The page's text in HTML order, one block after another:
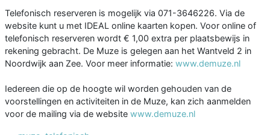
Telefonisch reserveren is mogelijk via 071-3646226. Via de
website kunt u met IDEAL online kaarten kopen. Voor online of
telefonisch reserveren wordt € 1,00 extra per plaatsbewijs in
rekening gebracht. De Muze is gelegen aan het Wantveld 2 in
Noordwijk aan Zee. Voor meer informatie: www.demuze.nl
Iedereen die op de hoogte wil worden gehouden van de
voorstellingen en activiteiten in de Muze, kan zich aanmelden
voor de mailing via de website www.demuze.nl